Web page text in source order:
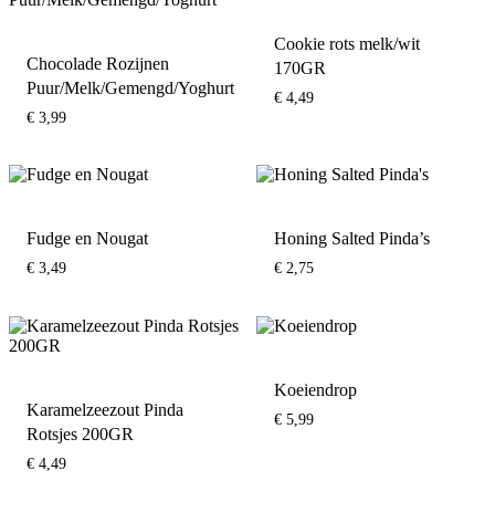
Chocolade Rozijnen
Puur/Melk/Gemengd/Yoghurt
€ 3,99
Cookie rots melk/wit
170GR
€ 4,49
Fudge en Nougat
€ 3,49
Honing Salted Pinda’s
€ 2,75
Karamelzeezout Pinda
Rotsjes 200GR
€ 4,49
Koeiendrop
€ 5,99